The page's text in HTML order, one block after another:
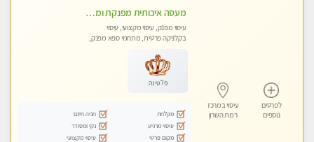
לפרטים
נוספים
עיסוי במרכז
רמת השרון
מעסה איכותית מפנקת ומקצועית לעיסוי חלומי ..... בהוד השרון
עיסוי מפנק, עיסוי מקצועי, עיסוי
בקלניקה פרטית, מתחמי ספא מפנק,
פלטינה
מקלחת
חניה חינם
עיסוי מרגיע
נקי ומסודר
מקום פרטי
עיסוי מקצועי